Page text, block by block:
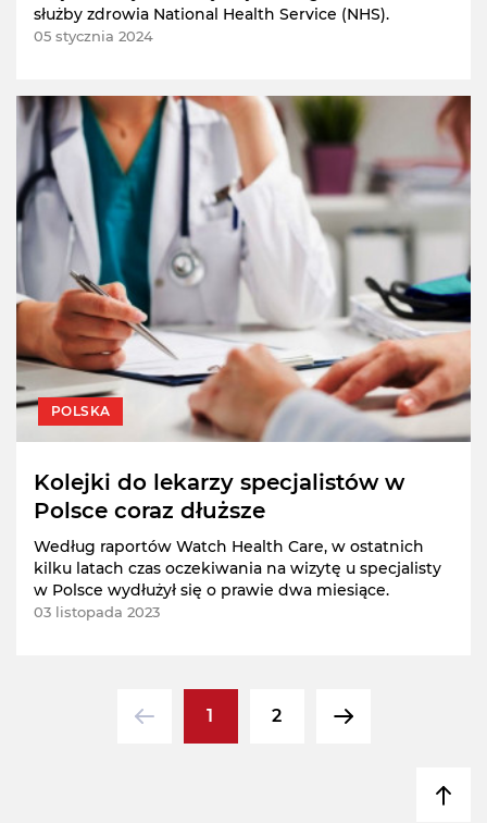
służby zdrowia National Health Service (NHS).
05 stycznia 2024
POLSKA
Kolejki do lekarzy specjalistów w
Polsce coraz dłuższe
Według raportów Watch Health Care, w ostatnich
kilku latach czas oczekiwania na wizytę u specjalisty
w Polsce wydłużył się o prawie dwa miesiące.
03 listopada 2023
1 2